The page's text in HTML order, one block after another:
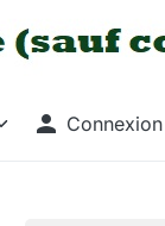
 Connexion